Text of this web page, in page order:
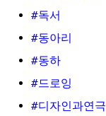
#독서
#동아리
#동하
#드로잉
#디자인과연극